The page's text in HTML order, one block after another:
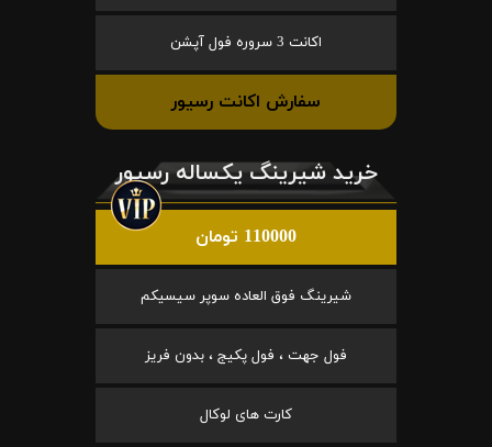
اکانت 3 سروره فول آپشن
سفارش اکانت رسیور
خرید شیرینگ یکساله رسیور
110000 تومان
شیرینگ فوق العاده سوپر سیسیکم
فول جهت ، فول پکیج ، بدون فریز
کارت های لوکال